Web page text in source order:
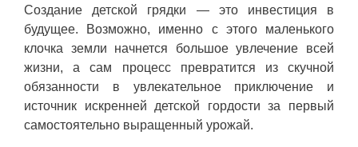
Создание детской грядки — это инвестиция в
будущее. Возможно, именно с этого маленького
клочка земли начнется большое увлечение всей
жизни, а сам процесс превратится из скучной
обязанности в увлекательное приключение и
источник искренней детской гордости за первый
самостоятельно выращенный урожай.